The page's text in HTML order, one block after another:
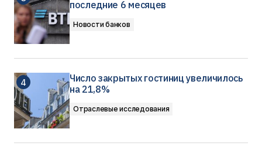
последние 6 месяцев
Новости банков
Число закрытых гостиниц увеличилось
на 21,8%
Отраслевые исследования